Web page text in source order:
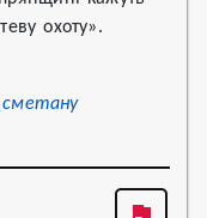
охоту».